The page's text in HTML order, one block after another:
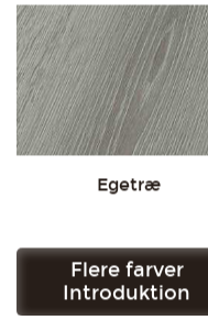
Egetræ
Flere farver
Introduktion